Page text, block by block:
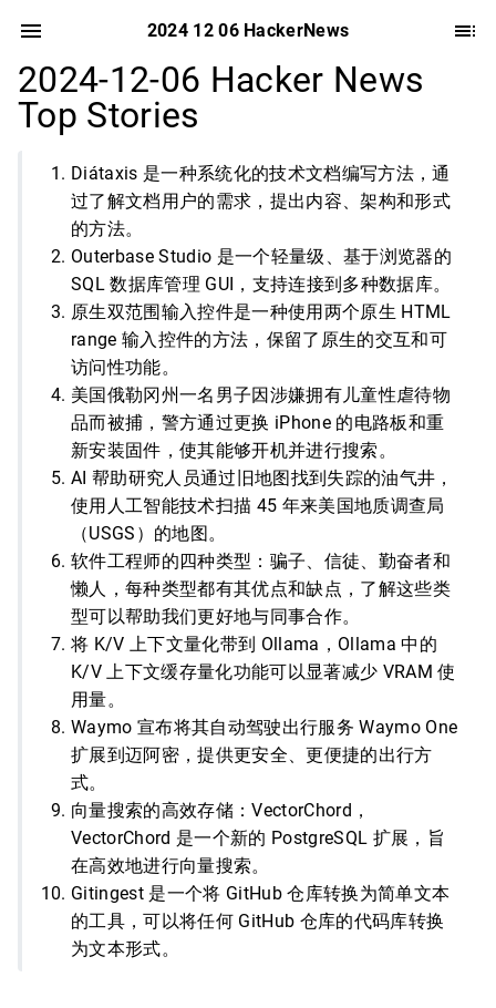
2024 12 06 HackerNews
2024-12-06 Hacker News
Top Stories
Diátaxis 是一种系统化的技术文档编写方法，通
过了解文档用户的需求，提出内容、架构和形式
的方法。
Outerbase Studio 是一个轻量级、基于浏览器的
SQL 数据库管理 GUI，支持连接到多种数据库。
原生双范围输入控件是一种使用两个原生 HTML
range 输入控件的方法，保留了原生的交互和可
访问性功能。
美国俄勒冈州一名男子因涉嫌拥有儿童性虐待物
品而被捕，警方通过更换 iPhone 的电路板和重
新安装固件，使其能够开机并进行搜索。
AI 帮助研究人员通过旧地图找到失踪的油气井，
使用人工智能技术扫描 45 年来美国地质调查局
（USGS）的地图。
软件工程师的四种类型：骗子、信徒、勤奋者和
懒人，每种类型都有其优点和缺点，了解这些类
型可以帮助我们更好地与同事合作。
将 K/V 上下文量化带到 Ollama，Ollama 中的
K/V 上下文缓存量化功能可以显著减少 VRAM 使
用量。
Waymo 宣布将其自动驾驶出行服务 Waymo One
扩展到迈阿密，提供更安全、更便捷的出行方
式。
向量搜索的高效存储：VectorChord，
VectorChord 是一个新的 PostgreSQL 扩展，旨
在高效地进行向量搜索。
Gitingest 是一个将 GitHub 仓库转换为简单文本
的工具，可以将任何 GitHub 仓库的代码库转换
为文本形式。